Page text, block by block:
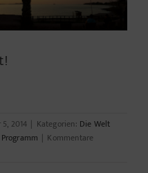
2014 | Kategorien: Die Welt
| Kommentare